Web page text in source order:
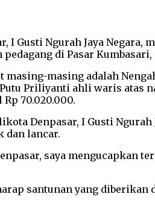
I Gusti Ngurah Jaya
di Pasar
masing-masing adalah
Priliyanti ahli waris atas
70.020.000.
Denpasar, I Gusti
dan lancar.
saya mengucapkan
santunan yang